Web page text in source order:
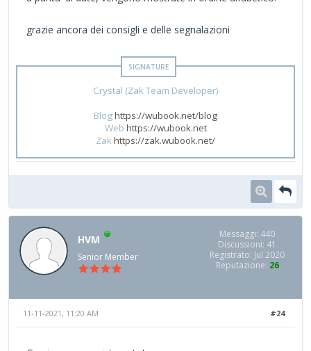
grazie ancora dei consigli e delle segnalazioni
Crystal (Zak Team Developer)
Bloghttps://wubook.net/blog
Web https://wubook.net
Zakhttps://zak.wubook.net/
HVM
Senior Member
Messaggi: 440
Discussioni: 41
Registrato: Jul 2020
Reputazione: 26
#24
11-11-2021, 11:20 AM